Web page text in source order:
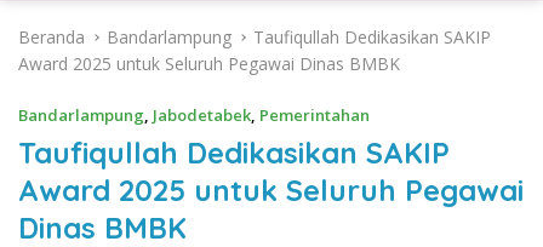
Beranda Bandarlampung
Taufiqullah Dedikasikan SAKIP
Award 2025 untuk Seluruh Pegawai Dinas BMBK
Bandarlampung, Jabodetabek, Pemerintahan
Taufiqullah Dedikasikan SAKIP
Award 2025 untuk Seluruh Pegawai
Dinas BMBK